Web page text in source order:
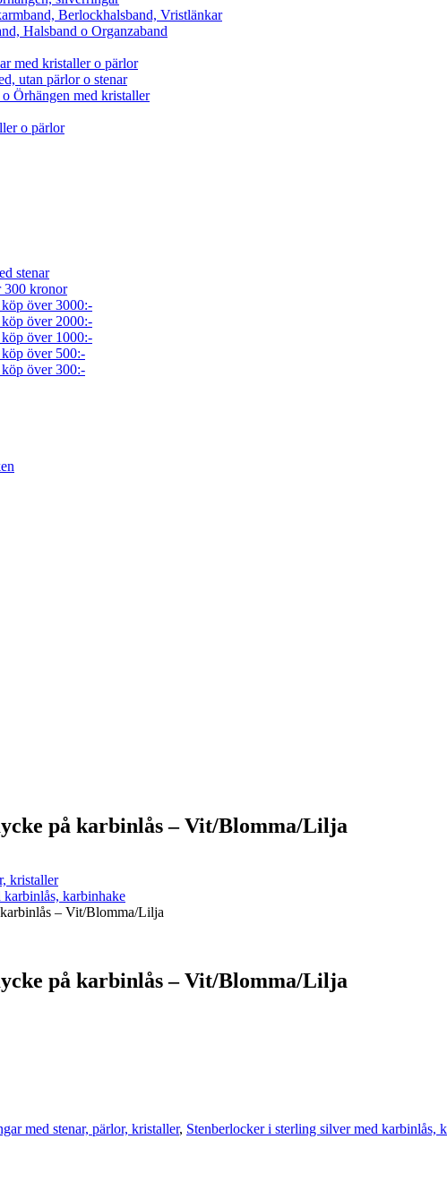
Berlockhalsband, Vristlänkar
Halsband o Organzaband
med kristaller o pärlor
utan pärlor o stenar
Örhängen med kristaller
o pärlor
stenar
300 kronor
över 3000:-
över 2000:-
över 1000:-
över 500:-
över 300:-
på karbinlås – Vit/Blomma/Lilja
kristaller
karbinhake
– Vit/Blomma/Lilja
på karbinlås – Vit/Blomma/Lilja
med stenar, pärlor, kristaller, Stenberlocker i sterling silver med karbinlås,